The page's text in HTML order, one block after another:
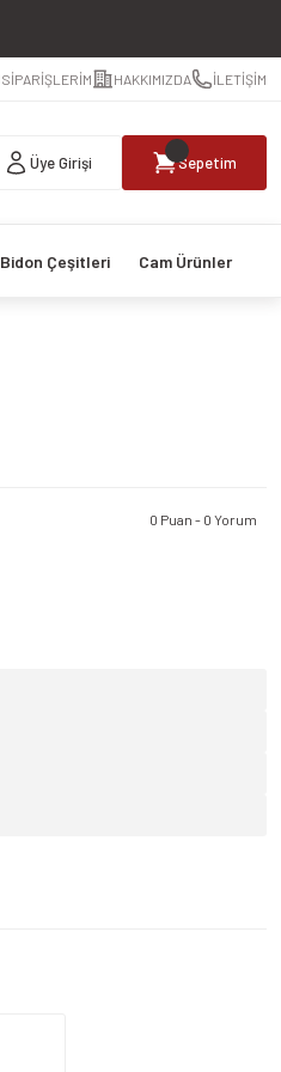
SİPARİŞLERİM HAKKIMIZDA İLETİŞİM
Üye Girişi Sepetim
Bidon Çeşitleri Cam Ürünler
0 Puan - 0 Yorum